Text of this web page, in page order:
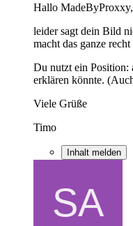
Hallo MadeByProxxy,
leider sagt dein Bild
macht das ganze
Du nutzt ein Position:
erklären könnte.
Viele Grüße
Timo
Inhalt melden